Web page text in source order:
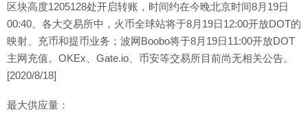
区块高度1205128处开启转账，时间约在今晚北京时间8月19日
00:40。各大交易所中，火币全球站将于8月19日12:00开放DOT的
映射、充币和提币业务；波网Boobo将于8月19日11:00开放DOT
主网充值。OKEx、Gate.io、币安等交易所目前尚无相关公告。
[2020/8/18]
最大供应量：